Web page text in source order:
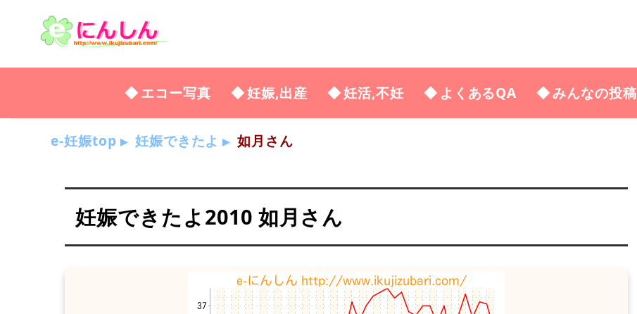
エコー写真 妊娠,出産 妊活,不妊 よくあるQA みんなの投稿
e-妊娠top 妊娠できたよ 如月さん
妊娠できたよ2010 如月さん